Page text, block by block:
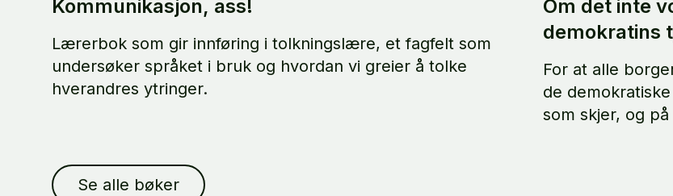
Kommunikasjon, ass!
Lærerbok som gir innføring i tolkningslære, et fagfelt som
undersøker språket i bruk og hvordan vi greier å tolke
hverandres ytringer.
Om det inte
demokratins
For at alle
de
som skjer, og
Se alle bøker